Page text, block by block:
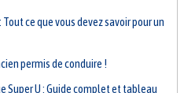
ce que vous devez savoir pour un
permis de conduire !
U : Guide complet et tableau